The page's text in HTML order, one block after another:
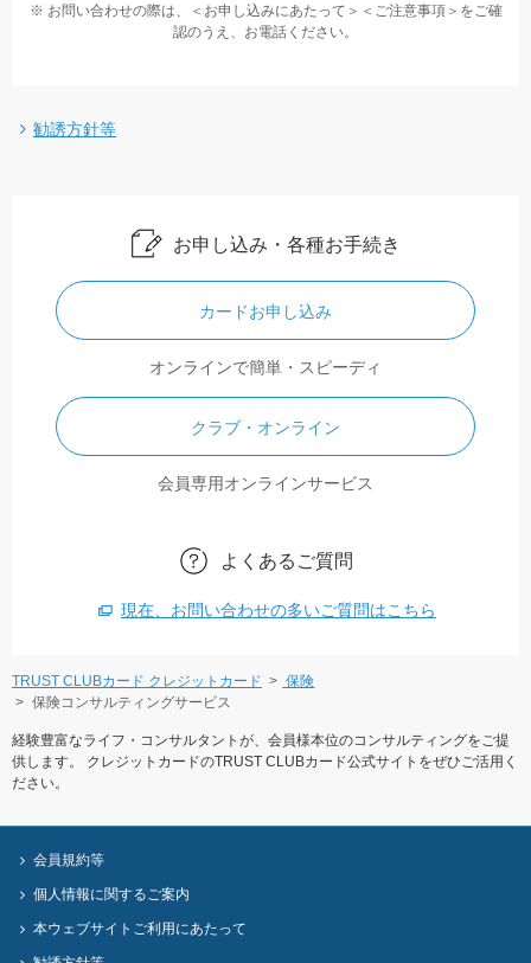
※ お問い合わせの際は、＜お申し込みにあたって＞＜ご注意事項＞をご確
認のうえ、お電話ください。
勧誘方針等
お申し込み・各種お手続き
カードお申し込み
オンラインで簡単・スピーディ
クラブ・オンライン
会員専用オンラインサービス
よくあるご質問
現在、お問い合わせの多いご質問はこちら
TRUST CLUBカード クレジットカード
保険
保険コンサルティングサービス
経験豊富なライフ・コンサルタントが、会員様本位のコンサルティングをご提
供します。 クレジットカードのTRUST CLUBカード公式サイトをぜひご活用く
ださい。
会員規約等
個人情報に関するご案内
本ウェブサイトご利用にあたって